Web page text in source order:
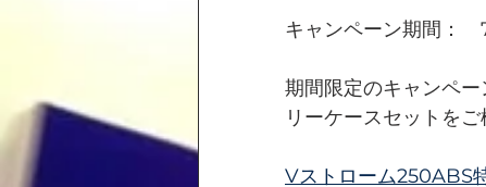
キャンペーン期間：
期間限定のキャンペ
リーケースセットを
Vストローム250ABS